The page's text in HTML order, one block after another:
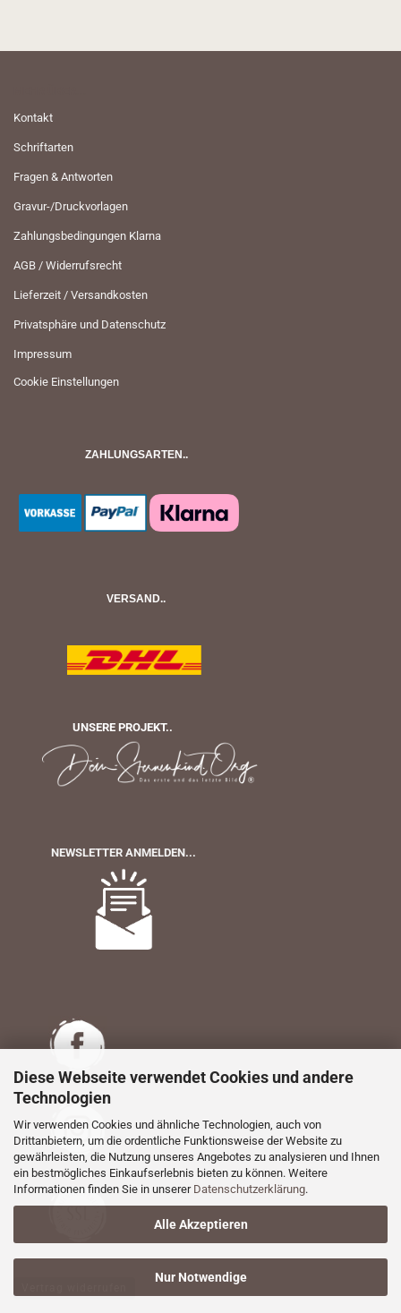
Diese Webseite verwendet Cookies und andere
Technologien
Wir verwenden Cookies und ähnliche Technologien, auch von
Drittanbietern, um die ordentliche Funktionsweise der Website zu
gewährleisten, die Nutzung unseres Angebotes zu analysieren und Ihnen
ein bestmögliches Einkaufserlebnis bieten zu können. Weitere
Informationen finden Sie in unserer Datenschutzerklärung.
Alle Akzeptieren
Nur Notwendige
Kontakt
Schriftarten
Fragen & Antworten
Gravur-/Druckvorlagen
Zahlungsbedingungen Klarna
AGB / Widerrufsrecht
Lieferzeit / Versandkosten
Privatsphäre und Datenschutz
Impressum
Cookie Einstellungen
ZAHLUNGSARTEN..
VERSAND..
UNSERE PROJEKT..
NEWSLETTER ANMELDEN...